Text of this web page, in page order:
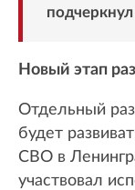
Новый этап
Отдельный
будет
СВО в
участвовал